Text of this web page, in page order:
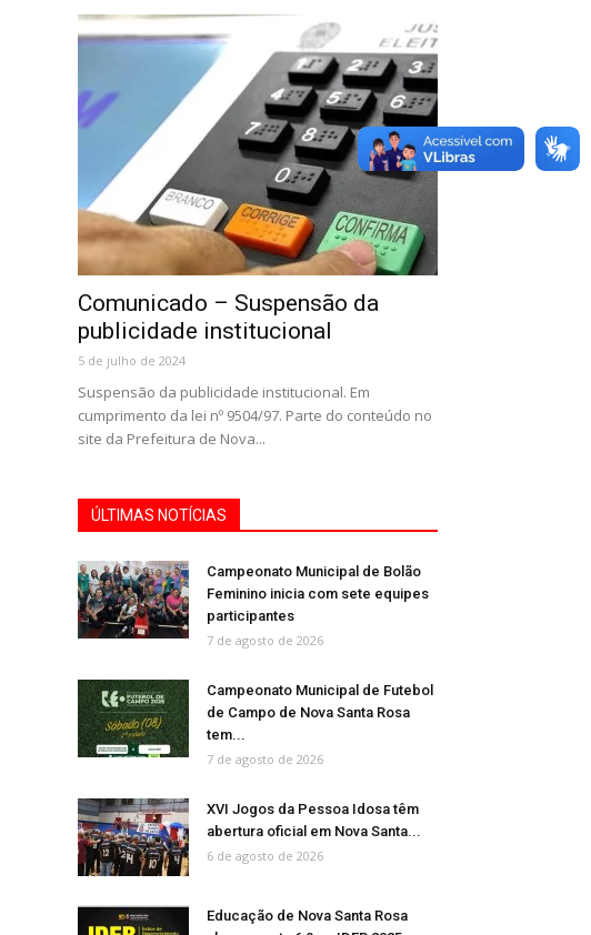
Comunicado – Suspensão da
publicidade institucional
5 de julho de 2024
Suspensão da publicidade institucional. Em
cumprimento da lei nº 9504/97. Parte do conteúdo no
site da Prefeitura de Nova...
ÚLTIMAS NOTÍCIAS
Campeonato Municipal de Bolão
Feminino inicia com sete equipes
participantes
7 de agosto de 2026
Campeonato Municipal de Futebol
de Campo de Nova Santa Rosa
tem...
7 de agosto de 2026
XVI Jogos da Pessoa Idosa têm
abertura oficial em Nova Santa...
6 de agosto de 2026
Educação de Nova Santa Rosa